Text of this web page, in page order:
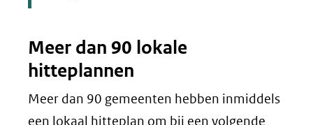
Meer dan 90 lokale
hitteplannen
Meer dan 90 gemeenten hebben inmiddels
een lokaal hitteplan om bij een volgende